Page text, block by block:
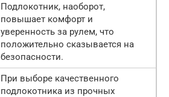
Подлокотник, наоборот,
повышает комфорт и
уверенность за рулем, что
положительно сказывается на
безопасности.
При выборе качественного
подлокотника из прочных